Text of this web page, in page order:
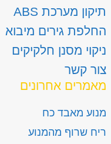
תיקון מערכת ABS
החלפת גירים מיבוא
ניקוי מסנן חלקיקים
צור קשר
מאמרים אחרונים
מנוע מאבד כח
ריח שרוף מהמנוע